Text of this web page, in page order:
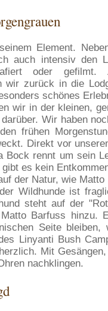
Element.
auch intensiv den
oder
wir zurück in die
schönes
wir in der kleinen,
Wir haben
frühen
Direkt vor
Bock rennt um sein
es kein
der Natur, wie
Wildhunde ist
steht auf der
Barfuss hinzu.
Seite bleiben,
Linyanti Bush
Mit
nachklingen.